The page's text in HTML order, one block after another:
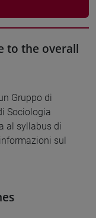
to the overall
Gruppo di
Sociologia
al syllabus di
sul